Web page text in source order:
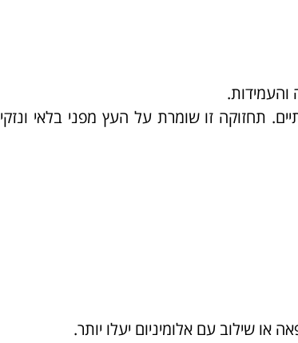
והעמידות.
תחזוקה זו שומרת על העץ מפני בלאי ונזקי
או שילוב עם אלומיניום יעלו יותר.